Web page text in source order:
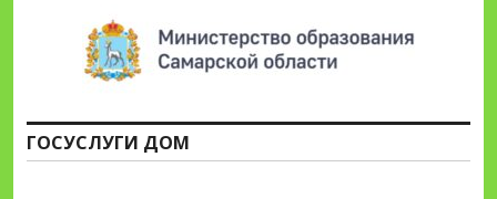
ГОСУСЛУГИ ДОМ